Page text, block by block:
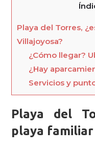
Playa del Torres,
Villajoyosa?
¿Cómo llegar?
¿Hay
Servicios y
Playa del
playa